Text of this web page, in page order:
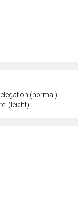
(normal)
(leicht)